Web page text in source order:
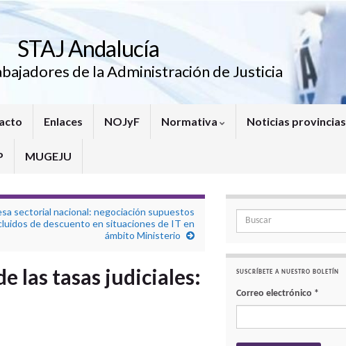
STAJ Andalucía
de la Administración de Justicia
Enlaces NOJyF Normativa Noticias provincias
MUGEJU
sectorial nacional: negociación supuestos
de descuento en situaciones de IT en
ámbito Ministerio
las tasas judiciales:
Search for:
SUSCRÍBETE A NUESTRO BOLETÍN
Correo electrónico *